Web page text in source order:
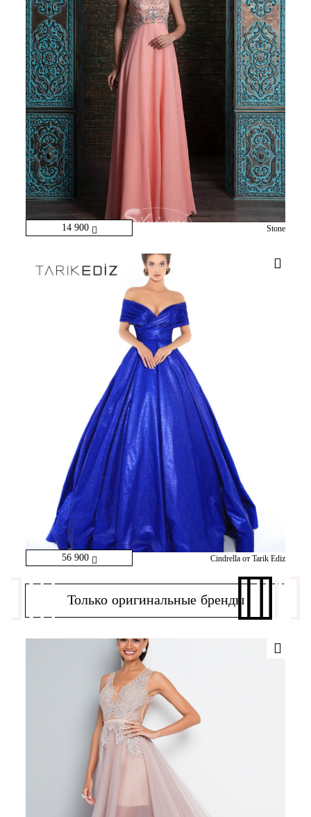
14 900 Stone
56 900 Cindrella от Tarik Ediz
Только оригинальные бренды